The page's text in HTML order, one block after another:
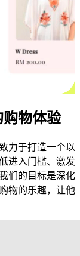
物体验
力于打造一个以
进入门槛、激发
们的目标是深化
物的乐趣，让他